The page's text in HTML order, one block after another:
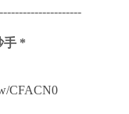
手 *
CFACN0